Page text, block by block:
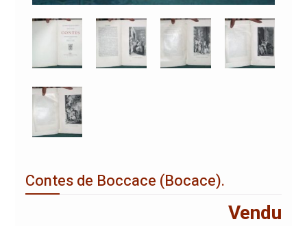
Contes de Boccace (Bocace).
Vendu